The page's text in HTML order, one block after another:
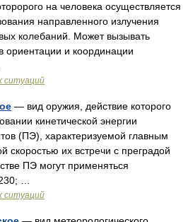
на человека осуществляется
направленного излучения
колебаний. Может вызывать
ориентации и координации
ситуаций
— вид оружия, действие которого
кинетической энергии
(ПЭ), характеризуемой главным
скоростью их встречи с преградой
ПЭ могут применяться
…
ситуаций